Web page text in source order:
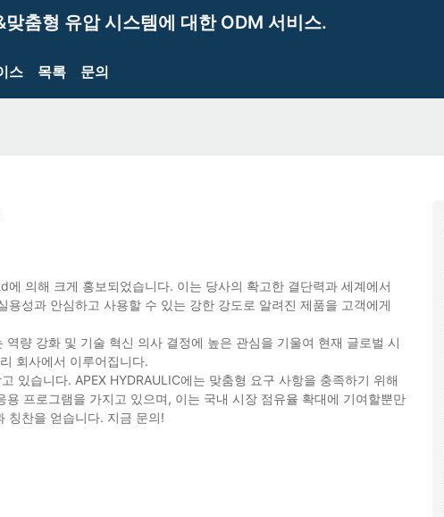
맞춤형 유압 시스템에 대한 ODM 서비스.
스 목록 문의
의해 크게 홍보되었습니다. 이는 당사의 확고한 결단력과 세계에서
성과 안심하고 사용할 수 있는 강한 강도로 알려진 제품을 고객에게
량 강화 및 기술 혁신 의사 결정에 높은 관심을 기울여 현재 글로벌 시
회사에서 이루어집니다.
있습니다. APEX HYDRAULIC에는 맞춤형 요구 사항을 충족하기 위해
프로그램을 가지고 있으며, 이는 국내 시장 점유율 확대에 기여할뿐만
칭찬을 얻습니다. 지금 문의!